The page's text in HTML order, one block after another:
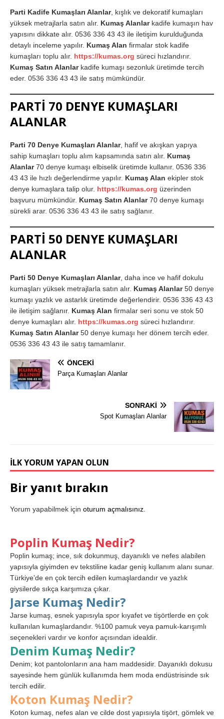
Parti Kadife Kumaşları Alanlar, kışlık ve dekoratif kumaşları
yüksek metrajlarla satın alır. Kumaş Alanlarkadife kumaşın hav
yapısını dikkate alır. 0536 336 43 43 ile iletişim kurulduğunda
detaylı inceleme yapılır. Kumaş Alan firmalar stok kadife
kumaşları toplu alır. https://kumas.org süreci hızlandırır.
Kumaş Satın Alanlarkadife kumaşı sezonluk üretimde tercih
eder. 0536 336 43 43 ile satış mümkündür.
PARTİ 70 DENYE KUMAŞLARI
ALANLAR
Parti 70 Denye Kumaşları Alanlar, hafif ve akışkan yapıya
sahip kumaşları toplu alım kapsamında satın alır. Kumaş
Alanlar70 denye kumaşı elbiselik üretimde kullanır. 0536 336
43 43 ile hızlı değerlendirme yapılır. Kumaş Alan ekipler stok
denye kumaşlara talip olur. https://kumas.org üzerinden
başvuru mümkündür. Kumaş Satın Alanlar70 denye kumaşı
sürekli arar. 0536 336 43 43 ile satış sağlanır.
PARTİ 50 DENYE KUMAŞLARI
ALANLAR
Parti 50 Denye Kumaşları Alanlar, daha ince ve hafif dokulu
kumaşları yüksek metrajlarla satın alır. Kumaş Alanlar50 denye
kumaşı yazlık ve astarlık üretimde değerlendirir. 0536 336 43 43
ile iletişim sağlanır. Kumaş Alan firmalar seri sonu ve stok 50
denye kumaşları alır. https://kumas.org süreci hızlandırır.
Kumaş Satın Alanlar50 denye kumaşı her dönem tercih eder.
0536 336 43 43 ile satış tamamlanır.
ÖNCEKI
Parça Kumaşları Alanlar
SONRAKI
Spot Kumaşları Alanlar
İLK YORUM YAPAN OLUN
Bir yanıt bırakın
Yorum yapabilmek için oturum açmalısınız
Poplin Kumaş Nedir?
Poplin kumaş; ince, sık dokunmuş, dayanıklı ve nefes alabilen
yapısıyla giyimden ev tekstiline kadar geniş kullanım alanı sunar.
Türkiye’de en çok tercih edilen kumaşlardandır ve yazlık
giysilerde sıkça karşımıza çıkar.
Jarse Kumaş Nedir?
Jarse kumaş, esnek yapısıyla spor kıyafet ve tişörtlerde en çok
kullanılan kumaşlardandır. %100 pamuk veya pamuk-karışımlı
seçenekleri vardır ve konfor açısından idealdir.
Denim Kumaş Nedir?
Denim; kot pantolonların ana ham maddesidir. Dayanıklı dokusu
sayesinde hem günlük kullanımda hem moda endüstrisinde sık
tercih edilir.
Koton Kumaş Nedir?
Koton kumaş, nefes alan ve cilde dost yapısıyla tişört, gömlek ve